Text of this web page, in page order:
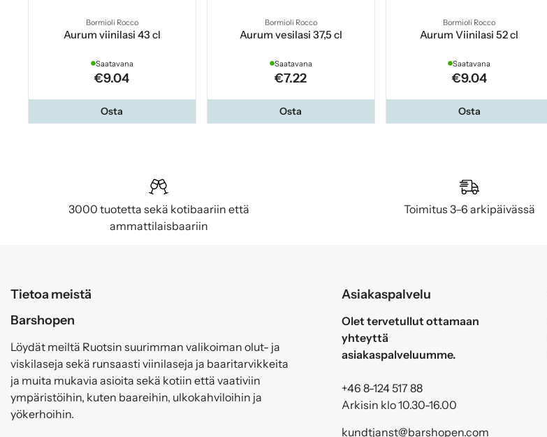
Bormioli Rocco
Aurum viinilasi 43 cl
Saatavana
€9.04
Osta
Bormioli Rocco
Aurum vesilasi 37,5 cl
Saatavana
€7.22
Osta
Bormioli Rocco
Aurum Viinilasi 52 cl
Saatavana
€9.04
Osta
3000 tuotetta sekä kotibaariin että
ammattilaisbaariin
Toimitus 3–6 arkipäivässä
Tietoa meistä
Barshopen
Löydät meiltä Ruotsin suurimman valikoiman olut- ja
viskilaseja sekä runsaasti viinilaseja ja baaritarvikkeita
ja muita mukavia asioita sekä kotiin että vaativiin
ympäristöihin, kuten baareihin, ulkokahviloihin ja
yökerhoihin.
Asiakaspalvelu
Olet tervetullut ottamaan
yhteyttä
asiakaspalveluumme.
+46 8-124 517 88
Arkisin klo 10.30-16.00
kundtjanst@barshopen.com